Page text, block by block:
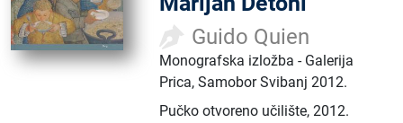
Guido Quien
Monografska izložba - Galerija
Prica, Samobor Svibanj 2012.
Pučko otvoreno učilište,2012.